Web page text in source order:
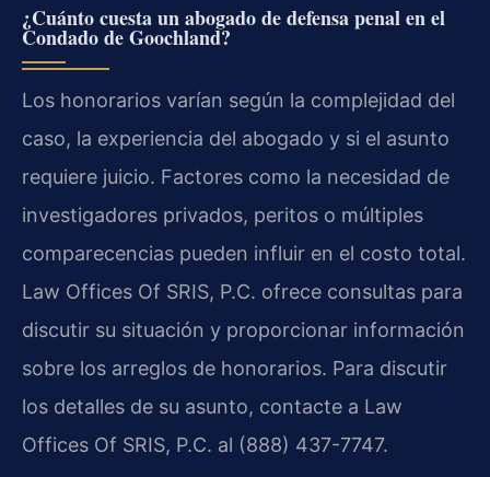
¿Cuánto cuesta un abogado de defensa penal en el
Condado de Goochland?
Los honorarios varían según la complejidad del
caso, la experiencia del abogado y si el asunto
requiere juicio. Factores como la necesidad de
investigadores privados, peritos o múltiples
comparecencias pueden influir en el costo total.
Law Offices Of SRIS, P.C. ofrece consultas para
discutir su situación y proporcionar información
sobre los arreglos de honorarios. Para discutir
los detalles de su asunto, contacte a Law
Offices Of SRIS, P.C. al (888) 437-7747.